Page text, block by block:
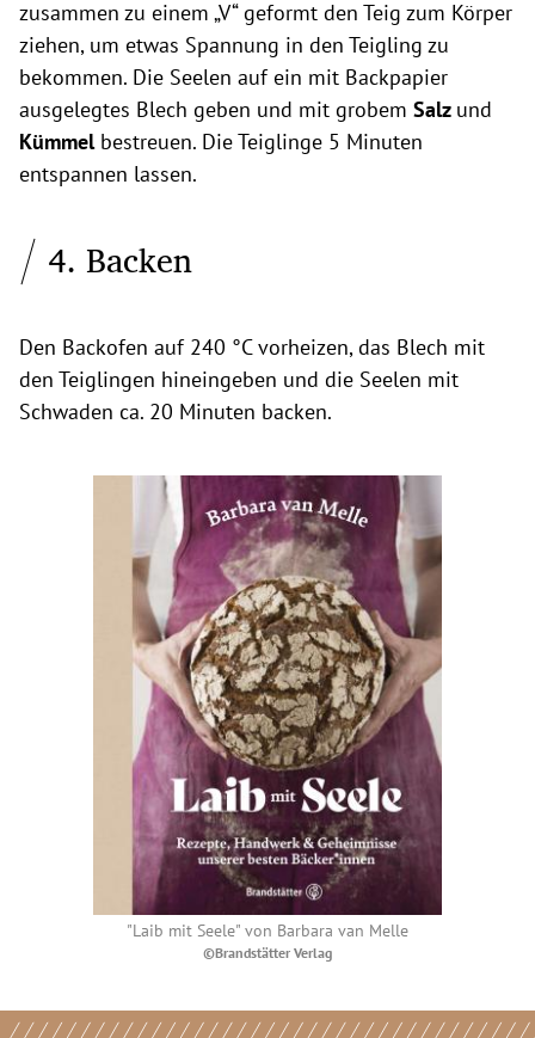
zusammen zu einem „V“ geformt den Teig zum Körper
ziehen, um etwas Spannung in den Teigling zu
bekommen. Die Seelen auf ein mit Backpapier
ausgelegtes Blech geben und mit grobem Salz und
Kümmel bestreuen. Die Teiglinge 5 Minuten
entspannen lassen.
4. Backen
Den Backofen auf 240 °C vorheizen, das Blech mit
den Teiglingen hineingeben und die Seelen mit
Schwaden ca. 20 Minuten backen.
"Laib mit Seele" von Barbara van Melle
©Brandstätter Verlag